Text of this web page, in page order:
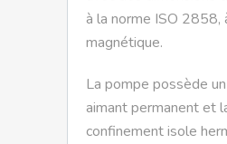
à la norme ISO 2858,
magnétique.
La pompe possède
aimant permanent et
confinement isole